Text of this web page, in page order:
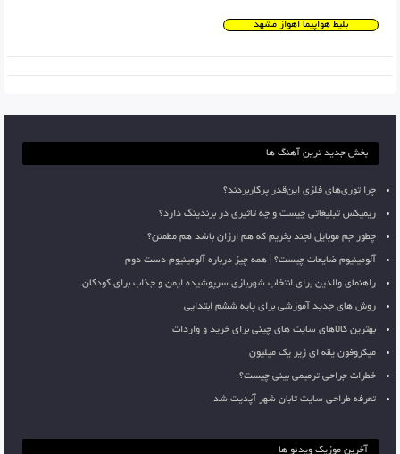
بلیط هواپیما اهواز مشهد
بخش جدید ترین آهنگ ها
چرا توری‌های فلزی این‌قدر پرکاربردند؟
ریمیکس تبلیغاتی چیست و چه تاثیری در برندینگ دارد؟
چطور جم موبایل لجند بخریم که هم ارزان باشد هم مطمئن؟
آلومینیوم ضایعات چیست؟ | همه چیز درباره آلومینیوم دست دوم
راهنمای والدین برای انتخاب شهربازی سرپوشیده ایمن و جذاب برای کودکان
روش های جدید آموزشی برای پایه ششم ابتدایی
بهترین کالاهای سایت های چینی برای خرید و واردات
میکروفون یقه ای زیر یک میلیون
خطرات جراحی ترمیمی بینی چیست؟
تعرفه طراحی سایت تابان شهر آپدیت شد
آخرین موزیک ویدئو ها